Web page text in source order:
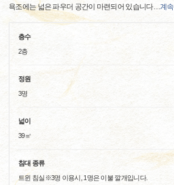
욕조에는 넓은 파우더 공간이 마련되어 있습니다…계속
층수
2층
정원
3명
넓이
39㎡
침대 종류
트윈 침실※3명 이용시, 1명은 이불 깔개입니다.